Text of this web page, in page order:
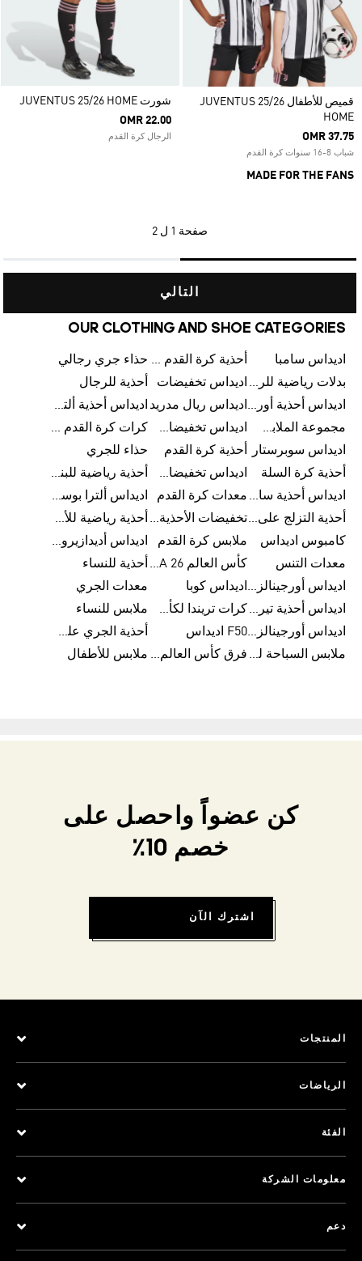
قميص للأطفال JUVENTUS 25/26
HOME
OMR 37.75
شباب 8-16 سنوات كرة القدم
MADE FOR THE FANS
شورت JUVENTUS 25/26 HOME
OMR 22.00
الرجال كرة القدم
صفحة 1 ل 2
التالي
OUR CLOTHING AND SHOE CATEGORIES
اديداس سامبا أحذية كرة القدم للرجال حذاء جري رجالي
بدلات رياضية للرجال اديداس تخفيضات
أحذية للرجال
اديداس أحذية أورجينالز اديداس ريال مدريد
اديداس أحذية ألترا بوست للرجال
مجموعة الملابس الرياضية
اديداس تخفيضات للأطفال
كرات كرة القدم للرجال
اديداس سوبرستار
أحذية كرة القدم
حذاء للجري
أحذية كرة السلة
اديداس تخفيضات للرجال
أحذية رياضية للبنات
اديداس أحذية سامبا للنساء معدات كرة القدم
اديداس ألترا بوست
أحذية التزلج على اللوح للرجال
تخفيضات الأحذية للرجال
أحذية رياضية للأطفال
كامبوس اديداس
ملابس كرة القدم
اديداس أديدازيرو معدات الجري
معدات التنس
كأس العالم FIFA 26™ أحذية للنساء
اديداس أورجينالز ملابس للنساء اديداس كوبا
معدات الجري
اديداس أحذية تيريكس
كرات تريندا لكأس العالم FIFA 26™
ملابس للنساء
اديداس أورجينالز صنادل للنساءF50 اديداس
أحذية الجري على الطرق الوعرة للرجال
ملابس السباحة للنساء
فرق كأس العالم FIFA 26™ ملابس للأطفال
كن عضواً واحصل على
خصم 10٪
اشترك الآن
المنتجات
الرياضات
الفئة
معلومات الشركة
دعم